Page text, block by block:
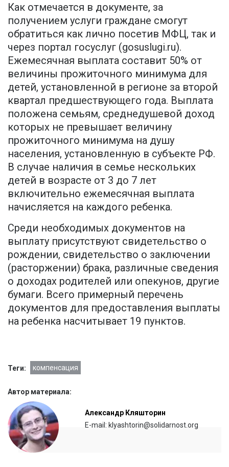
Как отмечается в документе, за
получением услуги граждане смогут
обратиться как лично посетив МФЦ, так и
через портал госуслуг (gosuslugi.ru).
Ежемесячная выплата составит 50% от
величины прожиточного минимума для
детей, установленной в регионе за второй
квартал предшествующего года. Выплата
положена семьям, среднедушевой доход
которых не превышает величину
прожиточного минимума на душу
населения, установленную в субъекте РФ.
В случае наличия в семье нескольких
детей в возрасте от 3 до 7 лет
включительно ежемесячная выплата
начисляется на каждого ребенка.
Среди необходимых документов на
выплату присутствуют свидетельство о
рождении, свидетельство о заключении
(расторжении) брака, различные сведения
о доходах родителей или опекунов, другие
бумаги. Всего примерный перечень
документов для предоставления выплаты
на ребенка насчитывает 19 пунктов.
Теги: компенсация
Автор материала:
Александр Кляшторин
E-mail: klyashtorin@solidarnost.org